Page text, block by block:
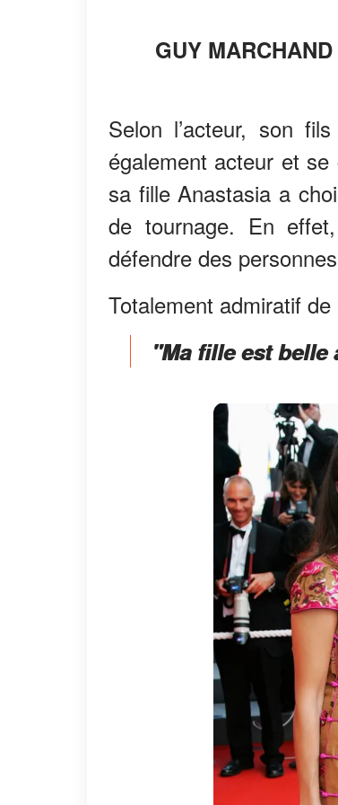
GUY
Selon l’acteur, son
également acteur et
sa fille Anastasia a
de tournage. En
défendre des
Totalement admiratif
"Ma fille est belle